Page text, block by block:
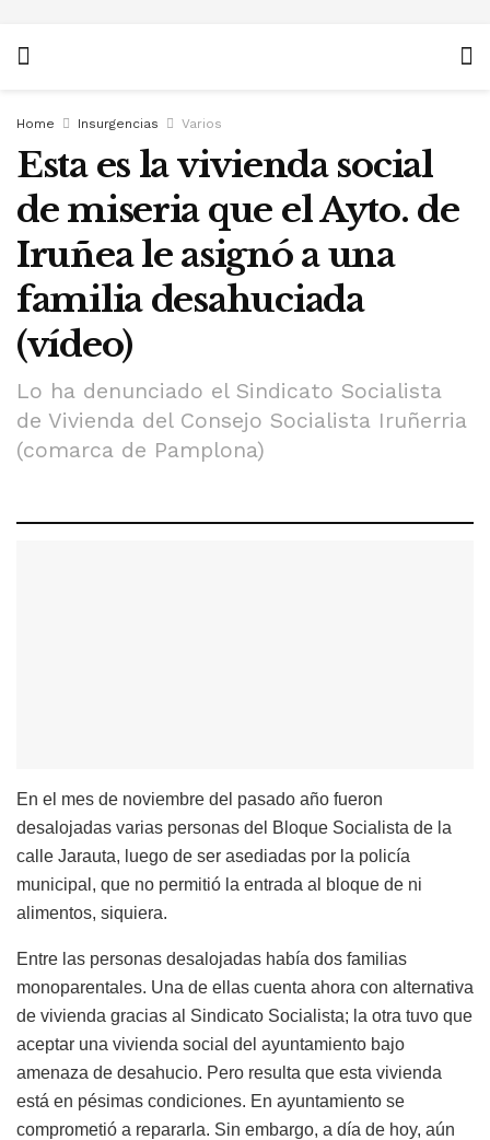
Home Insurgencias Varios
Esta es la vivienda social
de miseria que el Ayto. de
Iruñea le asignó a una
familia desahuciada
(vídeo)
Lo ha denunciado el Sindicato Socialista
de Vivienda del Consejo Socialista Iruñerria
(comarca de Pamplona)
En el mes de noviembre del pasado año fueron
desalojadas varias personas del Bloque Socialista de la
calle Jarauta, luego de ser asediadas por la policía
municipal, que no permitió la entrada al bloque de ni
alimentos, siquiera.
Entre las personas desalojadas había dos familias
monoparentales. Una de ellas cuenta ahora con alternativa
de vivienda gracias al Sindicato Socialista; la otra tuvo que
aceptar una vivienda social del ayuntamiento bajo
amenaza de desahucio. Pero resulta que esta vivienda
está en pésimas condiciones. En ayuntamiento se
comprometió a repararla. Sin embargo, a día de hoy, aún